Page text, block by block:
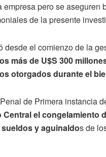
pero se
de la presente
el comienzo de la
más de U$S 300
otorgados durante el
de Primera instancia
Central el congelamiento
y aguinaldos de